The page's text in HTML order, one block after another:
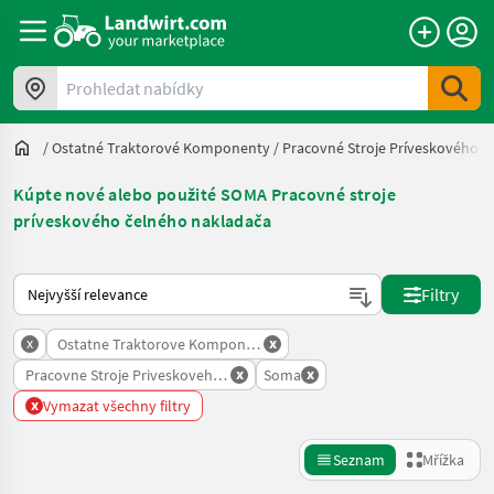
Prohledat nabídky
/Ostatné Traktorové Komponenty / Pracovné Stroje Príveskového
Kúpte nové alebo použité SOMA Pracovné stroje
príveskového čelného nakladača
Takto se řadí nabídky na Landwirt.com
Filtry
x Ostatne Traktorove Komponenty
x
Pracovne Stroje Priveskoveho Celneho Nakladaca
x Soma x
x Vymazat všechny filtry
Seznam Mřížka